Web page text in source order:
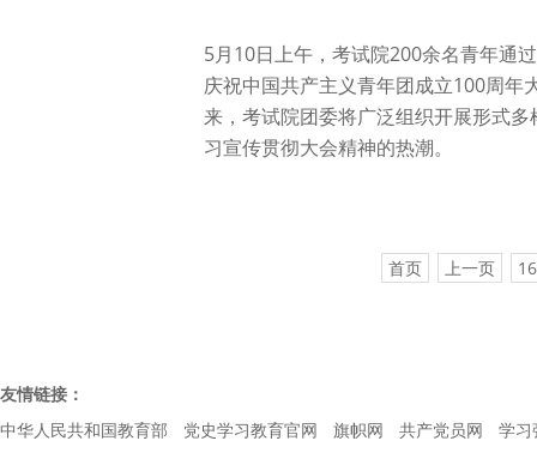
5月10日上午，考试院200余名青年通
庆祝中国共产主义青年团成立100周年
来，考试院团委将广泛组织开展形式
习宣传贯彻大会精神的热潮。
首页 上一页 16
友情链接：
中华人民共和国教育部
党史学习教育官网 旗帜网 共产党员网 学习